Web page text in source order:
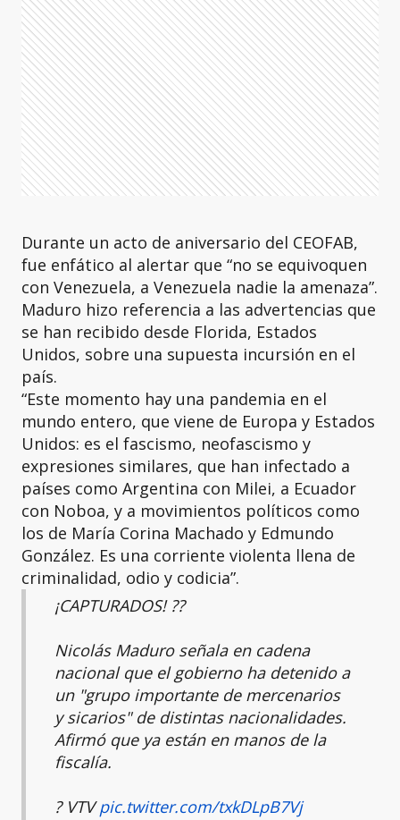
Durante un acto de aniversario del CEOFAB,
fue enfático al alertar que “no se equivoquen
con Venezuela, a Venezuela nadie la amenaza”.
Maduro hizo referencia a las advertencias que
se han recibido desde Florida, Estados
Unidos, sobre una supuesta incursión en el
país.
“Este momento hay una pandemia en el
mundo entero, que viene de Europa y Estados
Unidos: es el fascismo, neofascismo y
expresiones similares, que han infectado a
países como Argentina con Milei, a Ecuador
con Noboa, y a movimientos políticos como
los de María Corina Machado y Edmundo
González. Es una corriente violenta llena de
criminalidad, odio y codicia”.
¡CAPTURADOS! ?️?
Nicolás Maduro señala en cadena
nacional que el gobierno ha detenido a
un "grupo importante de mercenarios
y sicarios" de distintas nacionalidades.
Afirmó que ya están en manos de la
fiscalía.
? VTVpic.twitter.com/txkDLpB7Vj